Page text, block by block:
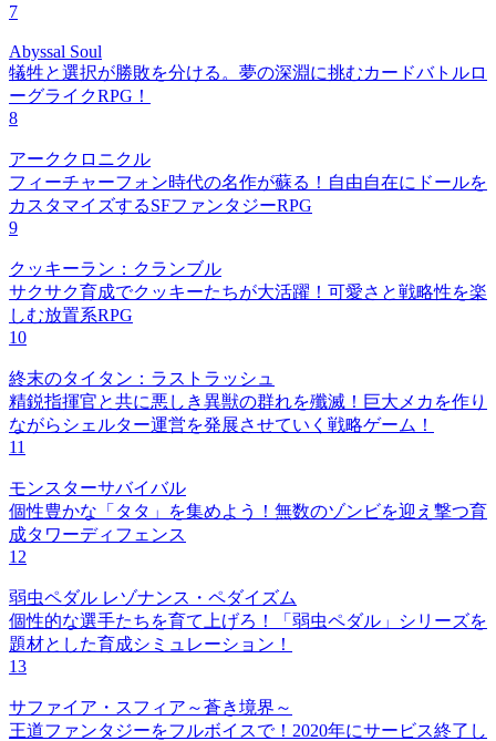
7
Abyssal Soul
犠牲と選択が勝敗を分ける。夢の深淵に挑むカードバトルロ
ーグライクRPG！
8
アーククロニクル
フィーチャーフォン時代の名作が蘇る！自由自在にドールを
カスタマイズするSFファンタジーRPG
9
クッキーラン：クランブル
サクサク育成でクッキーたちが大活躍！可愛さと戦略性を楽
しむ放置系RPG
10
終末のタイタン：ラストラッシュ
精鋭指揮官と共に悪しき異獣の群れを殲滅！巨大メカを作り
ながらシェルター運営を発展させていく戦略ゲーム！
11
モンスターサバイバル
個性豊かな「タタ」を集めよう！無数のゾンビを迎え撃つ育
成タワーディフェンス
12
弱虫ペダル レゾナンス・ペダイズム
個性的な選手たちを育て上げろ！「弱虫ペダル」シリーズを
題材とした育成シミュレーション！
13
サファイア・スフィア～蒼き境界～
王道ファンタジーをフルボイスで！2020年にサービス終了し